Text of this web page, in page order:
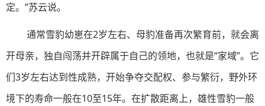
定。”苏云说。
通常雪豹幼崽在2岁左右、母豹准备再次繁育前，就会离
开母亲，独自闯荡并开辟属于自己的领地，也就是“家域”。它
们3岁左右达到性成熟，开始争夺交配权、参与繁衍，野外环
境下的寿命一般在10至15年。在扩散距离上，雄性雪豹一般